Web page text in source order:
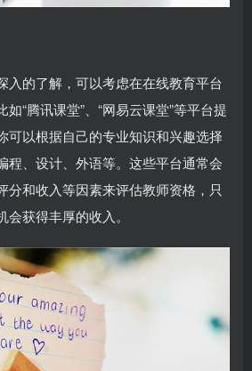
入的了解，可以考虑在在线教育平台
如“腾讯课堂”、“网易云课堂”等平台提
可以根据自己的专业知识和兴趣选择
程、设计、外语等。这些平台通常会
分和收入等因素来评估教师资格，只
获得丰厚的收入。